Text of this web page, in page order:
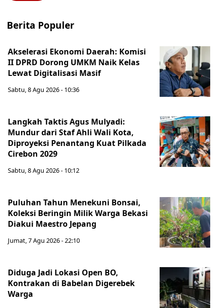
Berita Populer
Akselerasi Ekonomi Daerah: Komisi
II DPRD Dorong UMKM Naik Kelas
Lewat Digitalisasi Masif
Sabtu, 8 Agu 2026 - 10:36
Langkah Taktis Agus Mulyadi:
Mundur dari Staf Ahli Wali Kota,
Diproyeksi Penantang Kuat Pilkada
Cirebon 2029
Sabtu, 8 Agu 2026 - 10:12
Puluhan Tahun Menekuni Bonsai,
Koleksi Beringin Milik Warga Bekasi
Diakui Maestro Jepang
Jumat, 7 Agu 2026 - 22:10
Diduga Jadi Lokasi Open BO,
Kontrakan di Babelan Digerebek
Warga